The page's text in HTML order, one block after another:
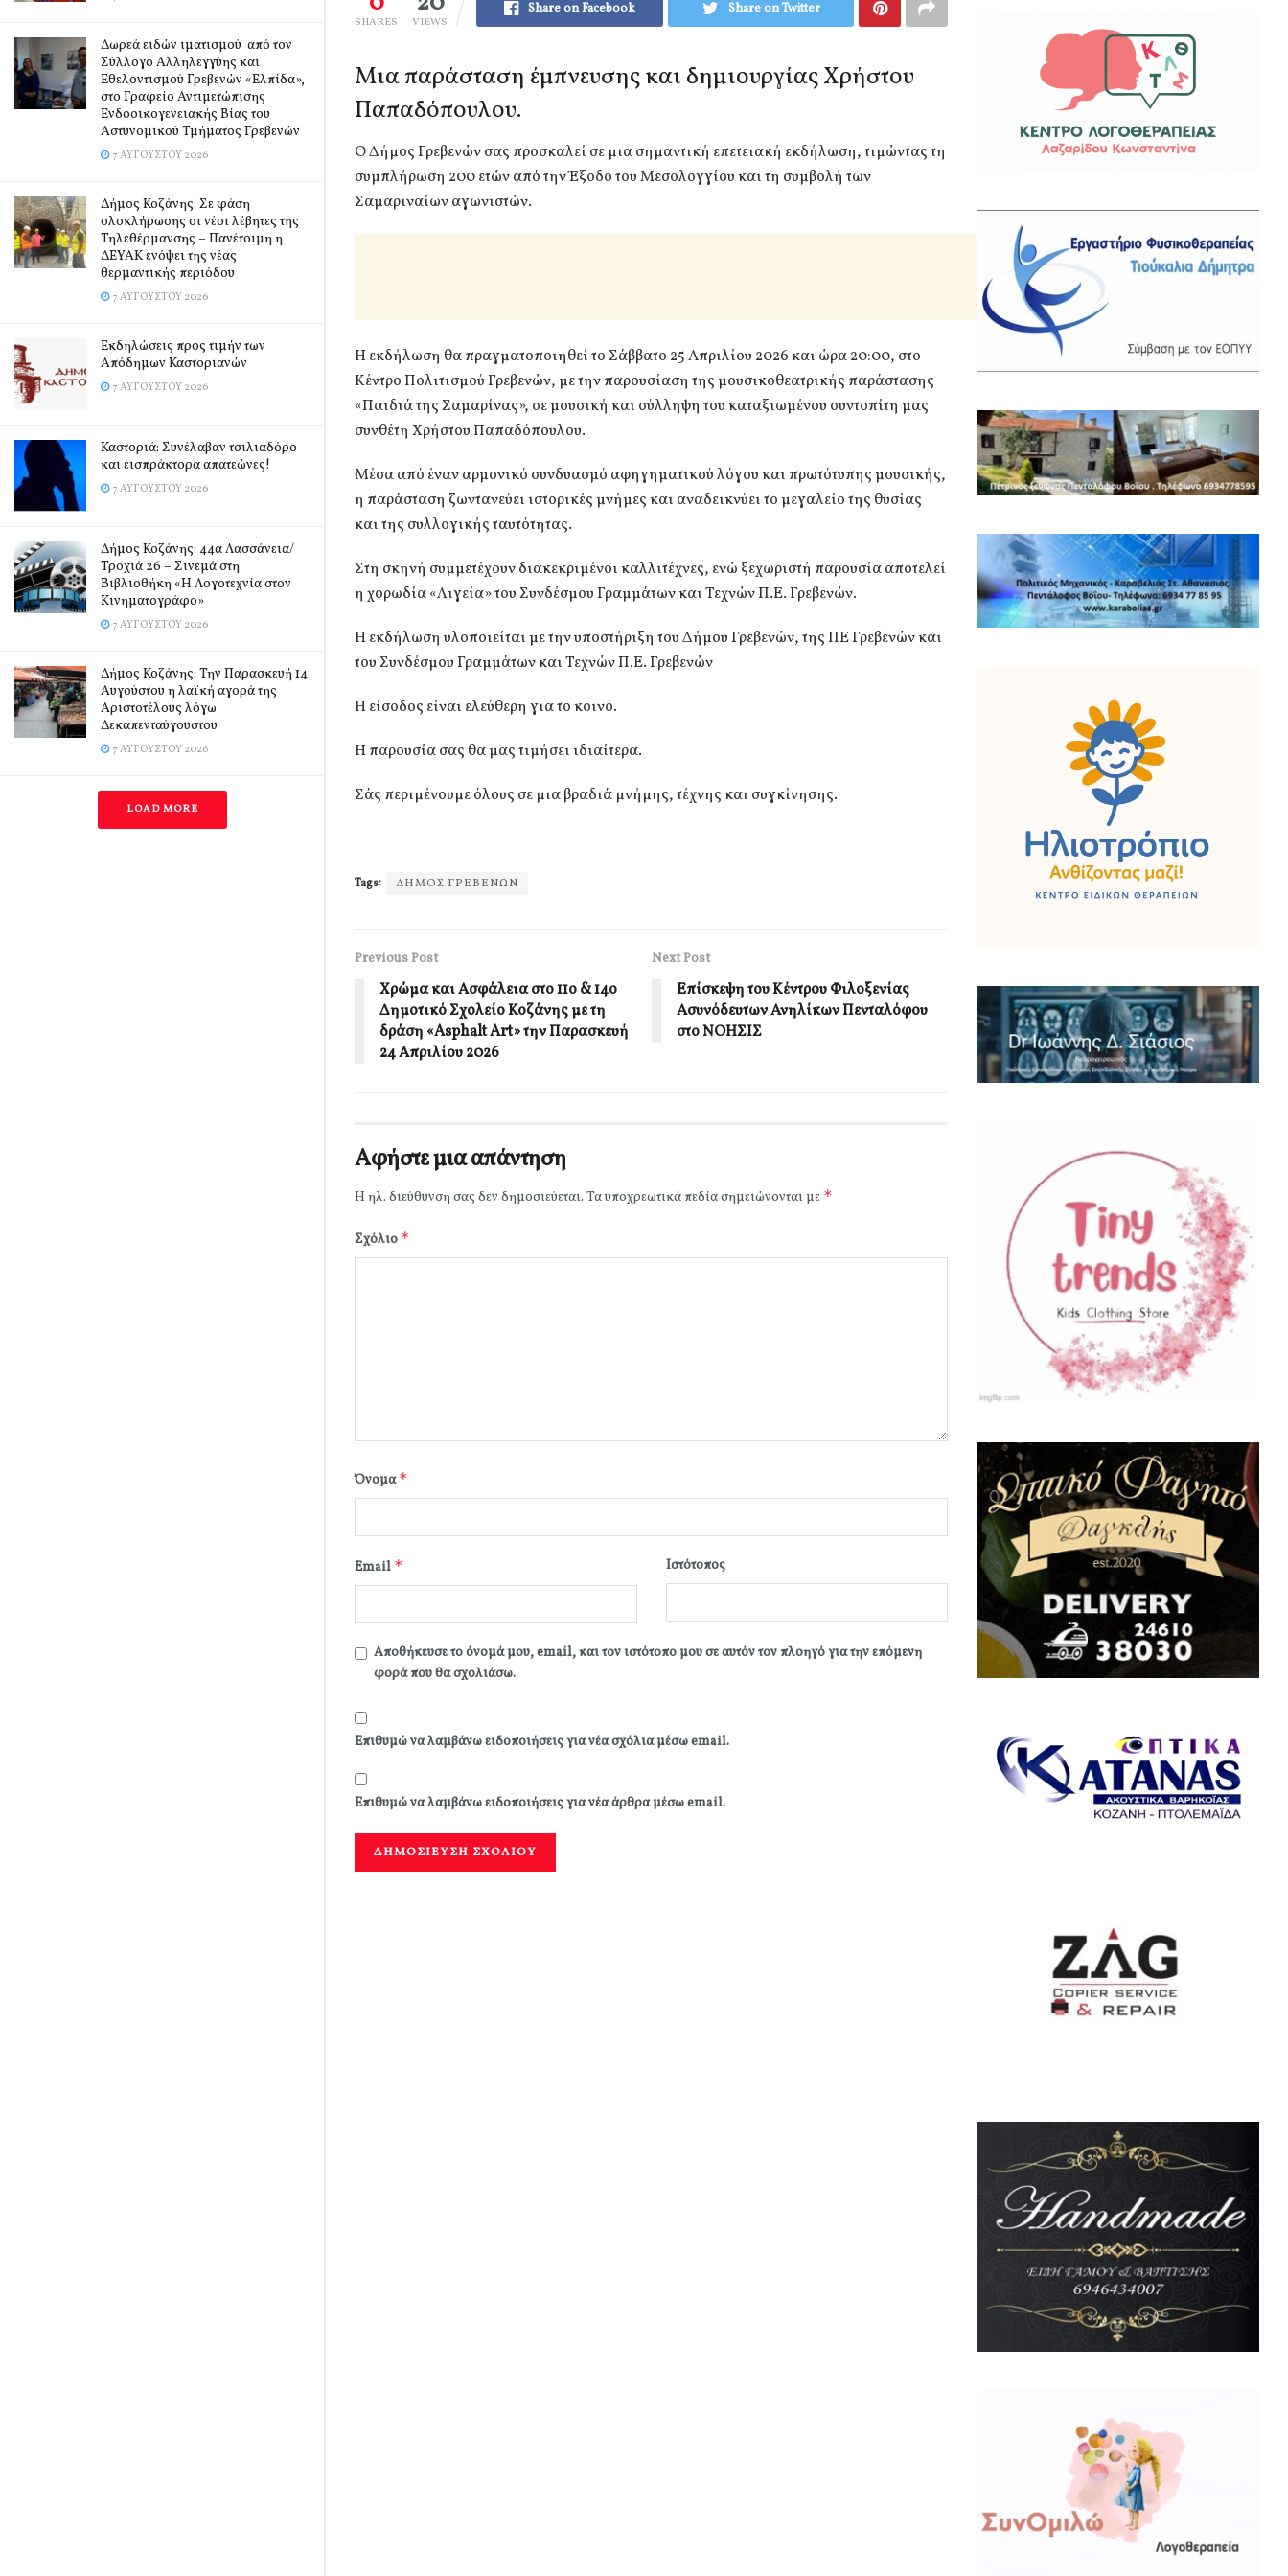
Δωρεά ειδών ιματισμού από τον
Σύλλογο Αλληλεγγύης και
Εθελοντισμού Γρεβενών «Ελπίδα»,
στο Γραφείο Αντιμετώπισης
Ενδοοικογενειακής Βίας του
Αστυνομικού Τμήματος Γρεβενών
7 ΑΥΓΟΎΣΤΟΥ 2026
Δήμος Κοζάνης: Σε φάση
ολοκλήρωσης οι νέοι λέβητες της
Τηλεθέρμανσης – Πανέτοιμη η
ΔΕΥΑΚ ενόψει της νέας
θερμαντικής περιόδου
7 ΑΥΓΟΎΣΤΟΥ 2026
Εκδηλώσεις προς τιμήν των
Απόδημων Καστοριανών
7 ΑΥΓΟΎΣΤΟΥ 2026
Καστοριά: Συνέλαβαν τσιλιαδόρο
και εισπράκτορα απατεώνες!
7 ΑΥΓΟΎΣΤΟΥ 2026
Δήμος Κοζάνης: 44α Λασσάνεια/
Τροχιά 26 – Σινεμά στη
Βιβλιοθήκη «Η Λογοτεχνία στον
Κινηματογράφο»
7 ΑΥΓΟΎΣΤΟΥ 2026
Δήμος Κοζάνης: Την Παρασκευή 14
Αυγούστου η λαϊκή αγορά της
Αριστοτέλους λόγω
Δεκαπενταύγουστου
7 ΑΥΓΟΎΣΤΟΥ 2026
LOAD MORE
SHARES VIEWS
Share on Facebook Share on Twitter
Μια παράσταση έμπνευσης και δημιουργίας Χρήστου
Παπαδόπουλου.
Ο Δήμος Γρεβενών σας προσκαλεί σε μια σημαντική επετειακή εκδήλωση, τιμώντας τη
συμπλήρωση 200 ετών από την Έξοδο του Μεσολογγίου και τη συμβολή των
Σαμαριναίων αγωνιστών.
Η εκδήλωση θα πραγματοποιηθεί το Σάββατο 25 Απριλίου 2026 και ώρα 20:00, στο
Κέντρο Πολιτισμού Γρεβενών, με την παρουσίαση της μουσικοθεατρικής παράστασης
«Παιδιά της Σαμαρίνας», σε μουσική και σύλληψη του καταξιωμένου συντοπίτη μας
συνθέτη Χρήστου Παπαδόπουλου.
Μέσα από έναν αρμονικό συνδυασμό αφηγηματικού λόγου και πρωτότυπης μουσικής,
η παράσταση ζωντανεύει ιστορικές μνήμες και αναδεικνύει το μεγαλείο της θυσίας
και της συλλογικής ταυτότητας.
Στη σκηνή συμμετέχουν διακεκριμένοι καλλιτέχνες, ενώ ξεχωριστή παρουσία αποτελεί
η χορωδία «Λιγεία» του Συνδέσμου Γραμμάτων και Τεχνών Π.Ε. Γρεβενών.
Η εκδήλωση υλοποιείται με την υποστήριξη του Δήμου Γρεβενών, της ΠΕ Γρεβενών και
του Συνδέσμου Γραμμάτων και Τεχνών Π.Ε. Γρεβενών
Η είσοδος είναι ελεύθερη για το κοινό.
Η παρουσία σας θα μας τιμήσει ιδιαίτερα.
Σάς περιμένουμε όλους σε μια βραδιά μνήμης, τέχνης και συγκίνησης.
Tags: ΔΗΜΟΣ ΓΡΕΒΕΝΩΝ
Previous Post
Χρώμα και Ασφάλεια στο 11ο & 14ο
Δημοτικό Σχολείο Κοζάνης με τη
δράση «Asphalt Art» την Παρασκευή
24 Απριλίου 2026
Next Post
Επίσκεψη του Κέντρου Φιλοξενίας
Ασυνόδευτων Ανηλίκων Πενταλόφου
στο ΝΟΗΣΙΣ
Αφήστε μια απάντηση
Η ηλ. διεύθυνση σας δεν δημοσιεύεται. Τα υποχρεωτικά πεδία σημειώνονται με *
Σχόλιο *
Όνομα*
Email * Ιστότοπος
Αποθήκευσε το όνομά μου, email, και τον ιστότοπο μου σε αυτόν τον πλοηγό για την επόμενη
φορά που θα σχολιάσω.
Επιθυμώ να λαμβάνω ειδοποιήσεις για νέα σχόλια μέσω email.
Επιθυμώ να λαμβάνω ειδοποιήσεις για νέα άρθρα μέσω email.